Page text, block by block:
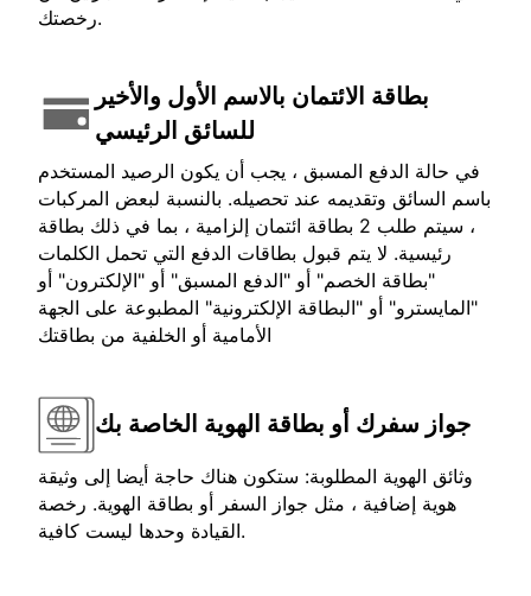
رخصتك.
بطاقة الائتمان بالاسم الأول والأخير
للسائق الرئيسي
في حالة الدفع المسبق ، يجب أن يكون الرصيد المستخدم
باسم السائق وتقديمه عند تحصيله. بالنسبة لبعض المركبات
، سيتم طلب 2 بطاقة ائتمان إلزامية ، بما في ذلك بطاقة
رئيسية. لا يتم قبول بطاقات الدفع التي تحمل الكلمات
"بطاقة الخصم" أو "الدفع المسبق" أو "الإلكترون" أو
"المايسترو" أو "البطاقة الإلكترونية" المطبوعة على الجهة
الأمامية أو الخلفية من بطاقتك
جواز سفرك أو بطاقة الهوية الخاصة بك
وثائق الهوية المطلوبة: ستكون هناك حاجة أيضا إلى وثيقة
هوية إضافية ، مثل جواز السفر أو بطاقة الهوية. رخصة
القيادة وحدها ليست كافية.